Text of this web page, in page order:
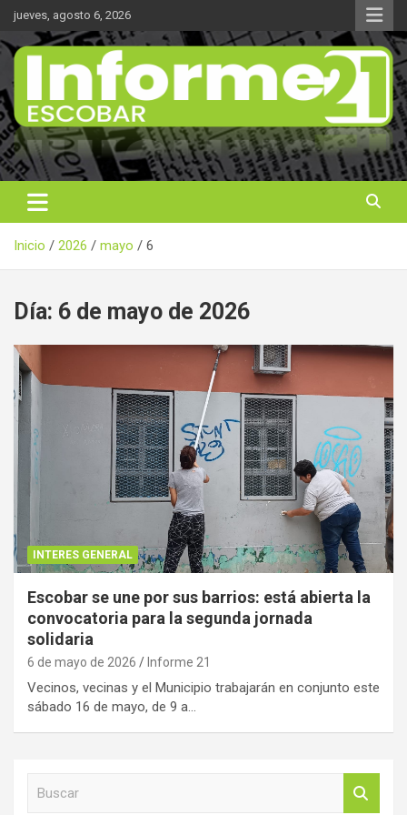
Saltar
contenido
jueves, agosto 6, 2026
Informe 21
Noticas reales
Inicio 2026 mayo 6
Día: 6 de mayo de 2026
INTERES GENERAL
Escobar se une por sus barrios: está abierta la
convocatoria para la segunda jornada
solidaria
6 de mayo de 2026 Informe 21
Vecinos, vecinas y el Municipio trabajarán en conjunto este
sábado 16 de mayo, de 9 a…